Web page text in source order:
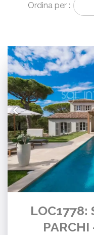
Ordina per :
LOC1778: